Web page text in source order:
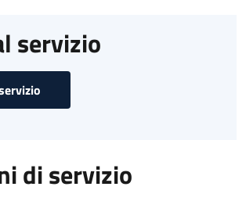
servizio
di servizio